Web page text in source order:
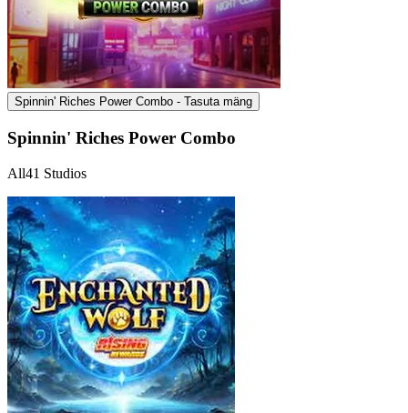
Spinnin' Riches Power Combo - Tasuta mäng
Spinnin' Riches Power Combo
All41 Studios